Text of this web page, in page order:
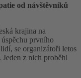
od návštěvníků
krajina na
prvního
se organizátoři letos
z nich proběhl